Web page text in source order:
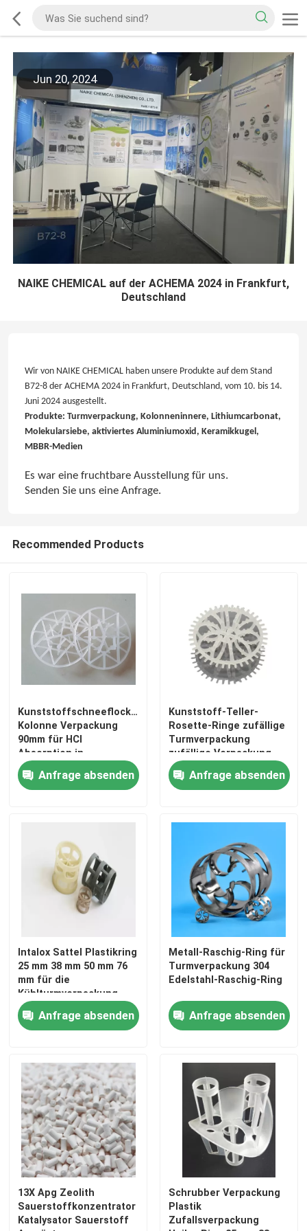
Jun 20, 2024
NAIKE CHEMICAL auf der ACHEMA 2024 in Frankfurt,
Deutschland
Wir von NAIKE CHEMICAL haben unsere Produkte auf dem Stand
B72-8 der ACHEMA 2024 in Frankfurt, Deutschland, vom 10. bis 14.
Juni 2024 ausgestellt.
Produkte: Turmverpackung, Kolonneninnere, Lithiumcarbonat,
Molekularsiebe, aktiviertes Aluminiumoxid, Keramikkugel,
MBBR-Medien
Es war eine fruchtbare Ausstellung für uns.
Senden Sie uns eine Anfrage.
Recommended Products
Kunststoffschneeflockenring
Kolonne Verpackung
90mm für HCl
Absorption in
verschiedenen
Prozessen
Anfrage absenden
Kunststoff-Teller-
Rosette-Ringe zufällige
Turmverpackung
zufällige Verpackung
Kunststoff-Teller-
Rosette-Ring zum
Anfrage absenden
Intalox Sattel Plastikring
25 mm 38 mm 50 mm 76
mm für die
Kühlturmverpackung
Anfrage absenden
Metall-Raschig-Ring für
Turmverpackung 304
Edelstahl-Raschig-Ring
Anfrage absenden
13X Apg Zeolith
Sauerstoffkonzentrator
Katalysator Sauerstoff
Schrubber Verpackung
Plastik
Zufallsverpackung